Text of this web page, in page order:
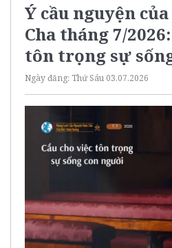
Ý cầu nguyện
Cha tháng 7/
tôn trọng sự
Ngày đăng: Thứ Sáu 03.07.2026